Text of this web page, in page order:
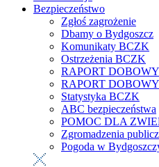
Bezpieczeństwo
Zgłoś zagrożenie
Dbamy o Bydgoszcz
Komunikaty BCZK
Ostrzeżenia BCZK
RAPORT
RAPORT
Statystyka BCZK
ABC bezpieczeństwa
POMOC DLA
Zgromadzenia
Pogoda w